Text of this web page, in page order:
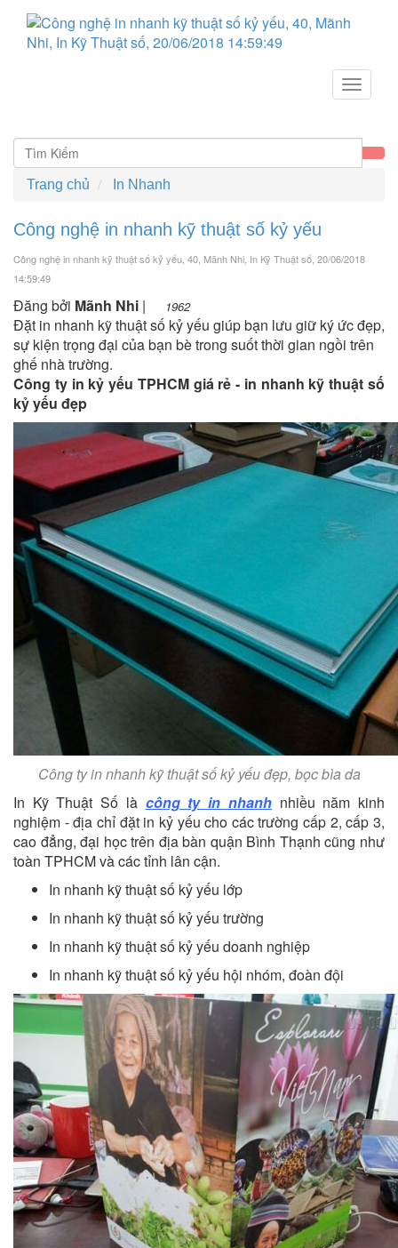
Toggle
Trang chủ In Nhanh
Công nghệ in nhanh kỹ thuật số kỷ yếu
Công nghệ in nhanh kỹ thuật số kỷ yếu, 40, Mãnh Nhi, In Kỹ Thuật số , 20/06/2018
14:59:49
Đăng bởi Mãnh Nhi | 1962
Đặt in nhanh kỹ thuật số kỷ yếu giúp bạn lưu giữ ký ức đẹp,
sự kiện trọng đại của bạn bè trong suốt thời gian ngồi trên
ghế nhà trường.
Công ty in kỷ yếu TPHCM giá rẻ - in nhanh kỹ thuật số
kỷ yếu đẹp
Công ty in nhanh kỹ thuật số kỷ yếu đẹp, bọc bìa da
In Kỹ Thuật Số là công ty in nhanhnhiều năm kinh
nghiệm - địa chỉ đặt in kỷ yếu cho các trường cấp 2, cấp 3,
cao đẳng, đại học trên địa bàn quận Bình Thạnh cũng như
toàn TPHCM và các tỉnh lân cận.
In nhanh kỹ thuật số kỷ yếu lớp
In nhanh kỹ thuật số kỷ yếu trường
In nhanh kỹ thuật số kỷ yếu doanh nghiệp
In nhanh kỹ thuật số kỷ yếu hội nhóm, đoàn đội